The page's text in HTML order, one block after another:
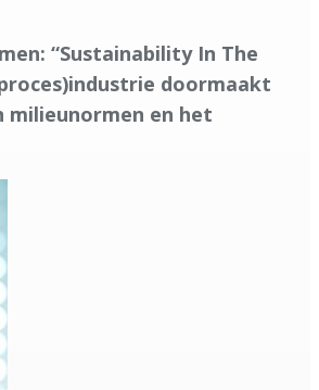
“Sustainability In The
doormaakt
milieunormen en het